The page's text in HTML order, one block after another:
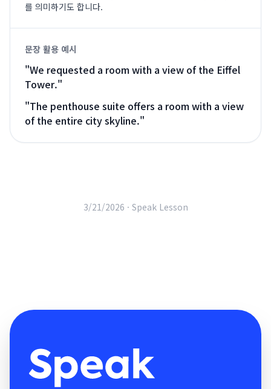
를 의미하기도 합니다.
문장 활용 예시
"We requested a room with a view of the Eiffel
Tower."
"The penthouse suite offers a room with a view
of the entire city skyline."
3/21/2026 · Speak Lesson